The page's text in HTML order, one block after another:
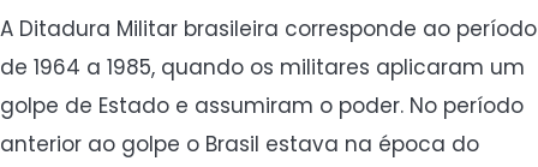
A Ditadura Militar brasileira corresponde ao período
de 1964 a 1985, quando os militares aplicaram um
golpe de Estado e assumiram o poder. No período
anterior ao golpe o Brasil estava na época do